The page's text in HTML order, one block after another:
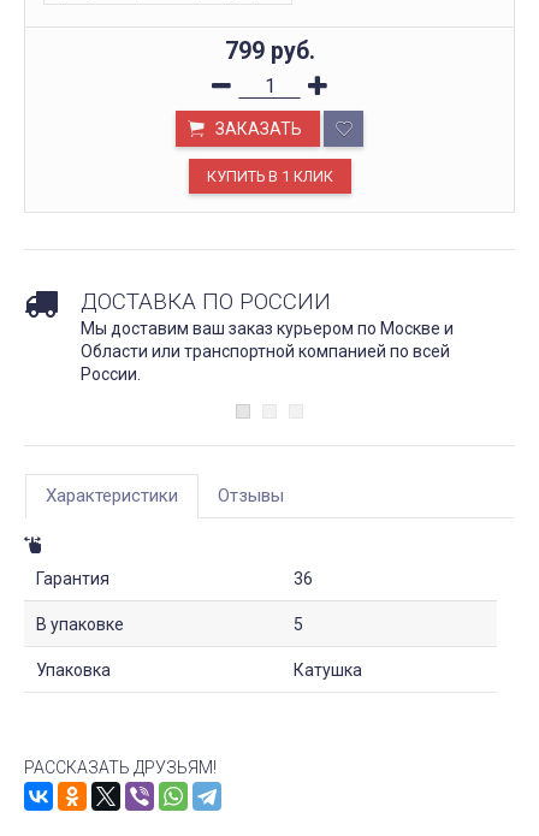
799 руб.
ЗАКАЗАТЬ
ДОСТАВКА ПО РОССИИ
Мы доставим ваш заказ курьером по Москве и
Области или транспортной компанией по всей
России.
Характеристики Отзывы
Гарантия 36
В упаковке 5
Упаковка Катушка
РАССКАЗАТЬ ДРУЗЬЯМ!